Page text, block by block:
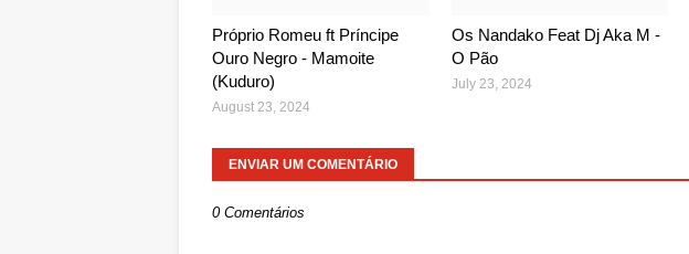
Próprio Romeu ft Príncipe
Ouro Negro - Mamoite
(Kuduro)
August 23, 2024
Os Nandako Feat Dj Aka M -
O Pão
July 23, 2024
ENVIAR UM COMENTÁRIO
0 Comentários